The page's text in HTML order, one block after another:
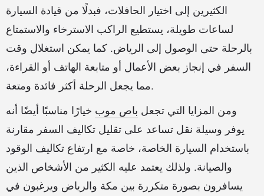
الكثيرين إلى اختيار الحافلات، فبدلًا من قيادة السيارة
لساعات طويلة، يستطيع الراكب الاسترخاء والاستمتاع
بالرحلة حتى الوصول إلى الرياض. كما يمكن استغلال وقت
السفر في إنجاز بعض الأعمال أو متابعة الهاتف أو القراءة،
مما يجعل الرحلة أكثر فائدة ومتعة.
ومن المزايا التي تجعل باص موب خيارًا مناسبًا أيضًا أنه
يوفر وسيلة نقل تساعد على تقليل تكاليف السفر مقارنة
باستخدام السيارة الخاصة، خاصة مع ارتفاع تكاليف الوقود
والصيانة. ولذلك يعتمد عليه الكثير من الأشخاص الذين
يسافرون بصورة متكررة بين مكة والرياض ويرغبون في